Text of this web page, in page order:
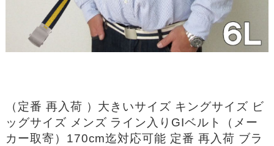
（定番 再入荷 ）大きいサイズ キングサイズ ビ
ッグサイズ メンズ ライン入りGIベルト（メー
カー取寄）170cm迄対応可能 定番 再入荷 ブラ